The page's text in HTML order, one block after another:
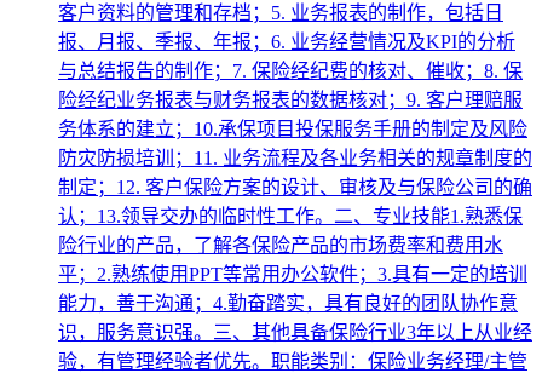
客户资料的管理和存档；5. 业务报表的制作，包括日
报、月报、季报、年报；6. 业务经营情况及KPI的分析
与总结报告的制作；7. 保险经纪费的核对、催收；8. 保
险经纪业务报表与财务报表的数据核对；9. 客户理赔服
务体系的建立；10.承保项目投保服务手册的制定及风险
防灾防损培训；11. 业务流程及各业务相关的规章制度的
制定；12. 客户保险方案的设计、审核及与保险公司的确
认；13.领导交办的临时性工作。二、专业技能1.熟悉保
险行业的产品，了解各保险产品的市场费率和费用水
平；2.熟练使用PPT等常用办公软件；3.具有一定的培训
能力，善于沟通；4.勤奋踏实，具有良好的团队协作意
识，服务意识强。三、其他具备保险行业3年以上从业经
验，有管理经验者优先。职能类别：保险业务经理/主管